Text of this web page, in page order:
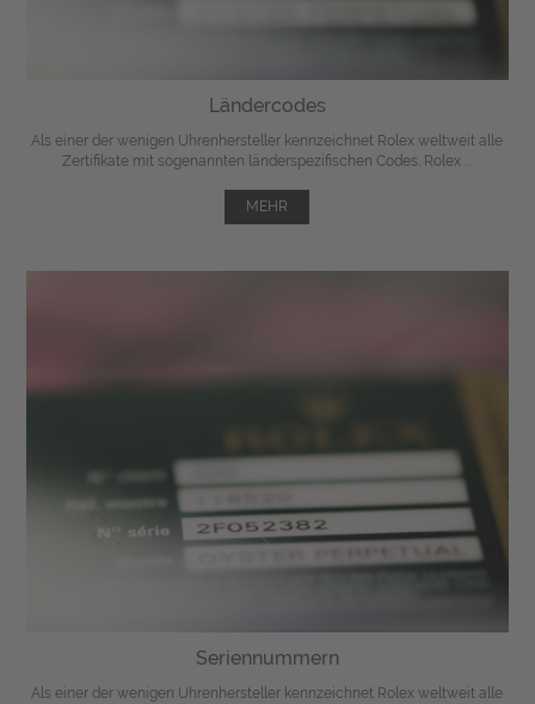
Ländercodes
Als einer der wenigen Uhrenhersteller kennzeichnet Rolex weltweit alle
Zertifikate mit sogenannten länderspezifischen Codes. Rolex ...
MEHR
Seriennummern
Als einer der wenigen Uhrenhersteller kennzeichnet Rolex weltweit alle